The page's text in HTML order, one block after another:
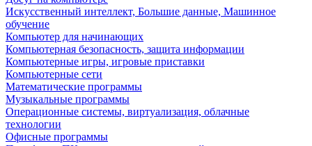
Искусственный интеллект, Большие данные, Машинное
обучение
Компьютер для начинающих
Компьютерная безопасность, защита информации
Компьютерные игры, игровые приставки
Компьютерные сети
Математические программы
Музыкальные программы
Операционные системы, виртуализация, облачные
технологии
Офисные программы